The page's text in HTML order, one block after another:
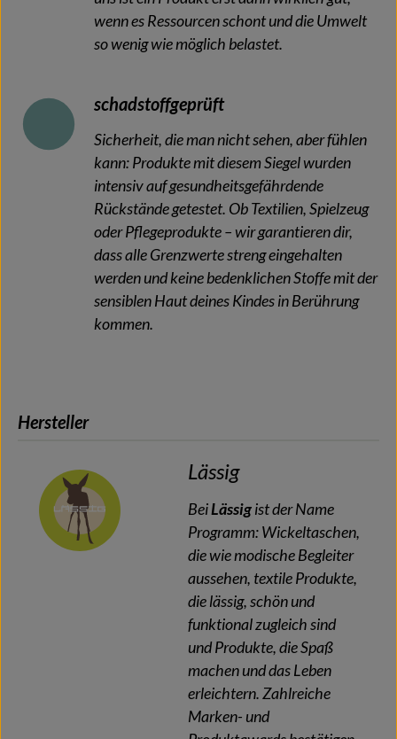
wenn es Ressourcen schont und die Umwelt
so wenig wie möglich belastet.
schadstoffgeprüft
Sicherheit, die man nicht sehen, aber fühlen
kann: Produkte mit diesem Siegel wurden
intensiv auf gesundheitsgefährdende
Rückstände getestet. Ob Textilien, Spielzeug
oder Pflegeprodukte – wir garantieren dir,
dass alle Grenzwerte streng eingehalten
werden und keine bedenklichen Stoffe mit der
sensiblen Haut deines Kindes in Berührung
kommen.
Hersteller
Lässig
BeiLässigist der Name
Programm: Wickeltaschen,
die wie modische Begleiter
aussehen, textile Produkte,
die lässig, schön und
funktional zugleich sind
und Produkte, die Spaß
machen und das Leben
erleichtern. Zahlreiche
Marken- und